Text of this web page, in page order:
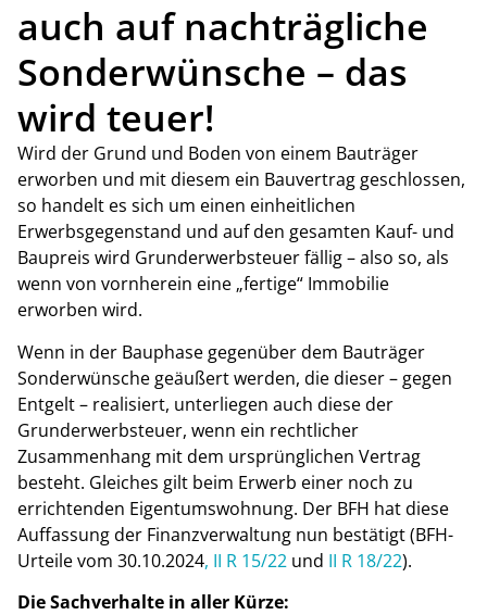
auch auf nachträgliche
Sonderwünsche – das
wird teuer!
Wird der Grund und Boden von einem Bauträger
erworben und mit diesem ein Bauvertrag geschlossen,
so handelt es sich um einen einheitlichen
Erwerbsgegenstand und auf den gesamten Kauf- und
Baupreis wird Grunderwerbsteuer fällig – also so, als
wenn von vornherein eine „fertige“ Immobilie
erworben wird.
Wenn in der Bauphase gegenüber dem Bauträger
Sonderwünsche geäußert werden, die dieser – gegen
Entgelt – realisiert, unterliegen auch diese der
Grunderwerbsteuer, wenn ein rechtlicher
Zusammenhang mit dem ursprünglichen Vertrag
besteht. Gleiches gilt beim Erwerb einer noch zu
errichtenden Eigentumswohnung. Der BFH hat diese
Auffassung der Finanzverwaltung nun bestätigt (BFH-
Urteile vom 30.10.2024, II R 15/22 und II R 18/22).
Die Sachverhalte in aller Kürze: